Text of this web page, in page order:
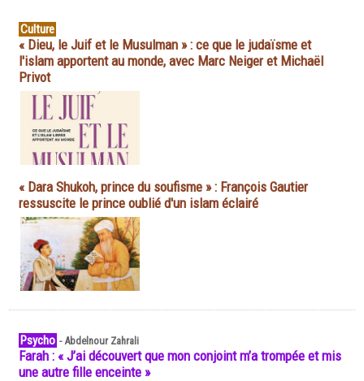
Culture
« Dieu, le Juif et le Musulman » : ce que le judaïsme et
l'islam apportent au monde, avec Marc Neiger et Michaël
Privot
« Dara Shukoh, prince du soufisme » : François Gautier
ressuscite le prince oublié d'un islam éclairé
Psycho -Abdelnour Zahrali
Farah : « J’ai découvert que mon conjoint m’a trompée et mis
une autre fille enceinte »